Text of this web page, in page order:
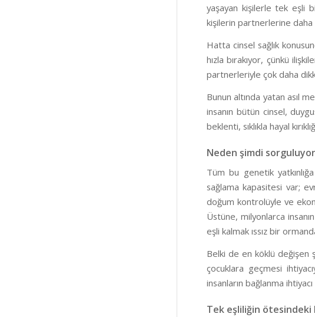
yaşayan kişilerle tek eşli
kişilerin partnerlerine daha
Hatta cinsel sağlık
hızla bırakıyor, çünkü
partnerleriyle çok daha
Bunun altında yatan asıl
insanın bütün cinsel,
beklenti, sıklıkla hayal
Neden şimdi
Tüm bu genetik
sağlama kapasitesi var;
doğum kontrolüyle ve
Üstüne, milyonlarca
eşli kalmak ıssız bir
Belki de en köklü değişen
çocuklara geçmesi
insanların bağlanma
Tek eşliliğin